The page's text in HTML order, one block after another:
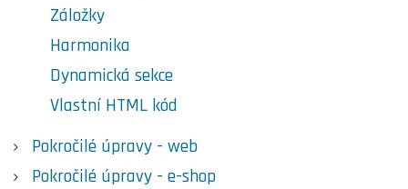
Záložky
Harmonika
Dynamická sekce
Vlastní HTML kód
Pokročilé úpravy - web
Pokročilé úpravy - e-shop